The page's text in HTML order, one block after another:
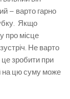
– варто гарно
Якщо
про місце
Не варто
зробити при
на цю суму може